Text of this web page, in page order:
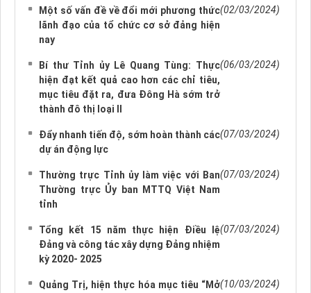
Một số vấn đề về đổi mới phương thức
lãnh đạo của tổ chức cơ sở đảng hiện
nay
(02/03/2024)
Bí thư Tỉnh ủy Lê Quang Tùng: Thực
hiện đạt kết quả cao hơn các chỉ tiêu,
mục tiêu đặt ra, đưa Đông Hà sớm trở
thành đô thị loại II
(06/03/2024)
Đẩy nhanh tiến độ, sớm hoàn thành các
dự án động lực
(07/03/2024)
Thường trực Tỉnh ủy làm việc với Ban
Thường trực Ủy ban MTTQ Việt Nam
tỉnh
(07/03/2024)
Tổng kết 15 năm thực hiện Điều lệ
Đảng và công tác xây dựng Đảng nhiệm
kỳ 2020- 2025
(07/03/2024)
Quảng Trị, hiện thực hóa mục tiêu “Mở(10/03/2024)